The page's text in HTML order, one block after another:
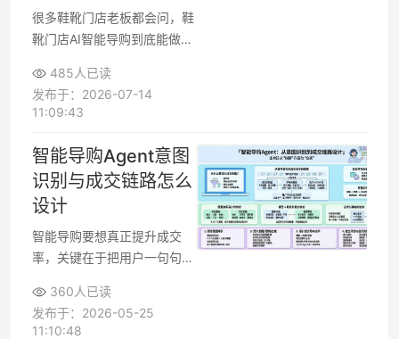
很多鞋靴门店老板都会问，鞋
靴门店AI智能导购到底能做什
员运营里。如果只买系统却没
有清晰流程，很难真正提升销
荐、导购流程、会员跟进和系
统选型几个角度，拆开讲清鞋
靴门店AI智能导购怎么做，方
便门店老板、运营经理和数字
化负责人直接对照实操。
485人已读
发布于：2026-07-14
11:09:43
智能导购Agent意图
识别与成交链路怎么
设计
智能导购要想真正提升成交
率，关键在于把用户一句句自
再连接到合适的话术与动作。
从意图识别到成交链路设计，
360人已读
发布于：2026-05-25
11:10:48